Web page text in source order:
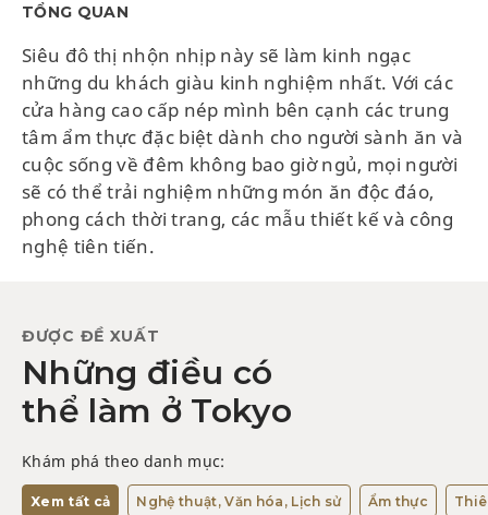
TỔNG QUAN
Siêu đô thị nhộn nhịp này sẽ làm kinh ngạc
những du khách giàu kinh nghiệm nhất. Với các
cửa hàng cao cấp nép mình bên cạnh các trung
tâm ẩm thực đặc biệt dành cho người sành ăn và
cuộc sống về đêm không bao giờ ngủ, mọi người
sẽ có thể trải nghiệm những món ăn độc đáo,
phong cách thời trang, các mẫu thiết kế và công
nghệ tiên tiến.
ĐƯỢC ĐỀ XUẤT
Những điều có
thể làm ở Tokyo
Khám phá theo danh mục:
Xem tất cả Nghệ thuật, Văn hóa, Lịch sử Ẩm thực